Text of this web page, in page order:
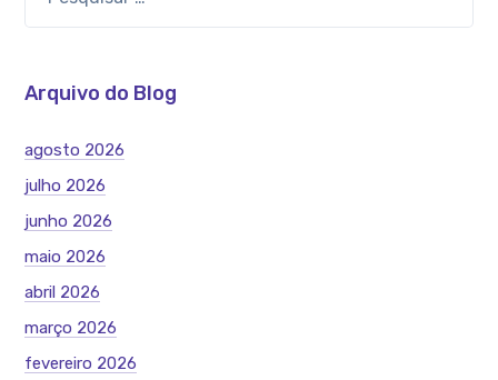
Arquivo do Blog
agosto 2026
julho 2026
junho 2026
maio 2026
abril 2026
março 2026
fevereiro 2026